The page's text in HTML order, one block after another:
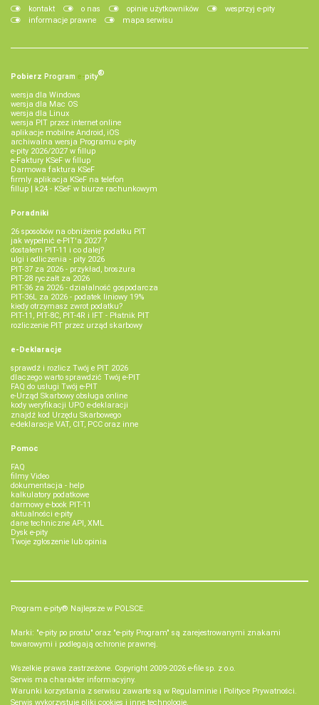
kontakt o nas opinie użytkowników
wesprzyj e-pity
informacje prawne
mapa serwisu
Pobierz Program e‑pity®
wersja dla Windows
wersja dla Mac OS
wersja dla Linux
wersja PIT przez internet online
aplikacje mobilne Android, iOS
archiwalna wersja Programu e-pity
e-pity 2026/2027 w fillup
e‑Faktury KSeF w fillup
Darmowa faktura KSeF
firmly aplikacja KSeF na telefon
fillup | k24 - KSeF w biurze rachunkowym
Poradniki
26 sposobów na obniżenie podatku PIT
jak wypełnić e-PIT'a 2027 ?
dostałem PIT-11 i co dalej?
ulgi i odliczenia - pity 2026
PIT-37 za 2026 - przykład, broszura
PIT-28 ryczałt za 2026
PIT-36 za 2026 - działalność gospodarcza
PIT-36L za 2026 - podatek liniowy 19%
kiedy otrzymasz zwrot podatku?
PIT-11, PIT-8C, PIT-4R i IFT - Płatnik PIT
rozliczenie PIT przez urząd skarbowy
e-Deklaracje
sprawdź i rozlicz Twój e PIT 2026
dlaczego warto sprawdzić Twój e-PIT
FAQ do usługi Twój e-PIT
e-Urząd Skarbowy obsługa online
kody weryfikacji UPO e-deklaracji
znajdź kod Urzędu Skarbowego
e-deklaracje VAT, CIT, PCC oraz inne
Pomoc
FAQ
filmy Video
dokumentacja - help
kalkulatory podatkowe
darmowy e-book PIT-11
aktualności e-pity
dane techniczne API, XML
Dysk e-pity
Twoje zgłoszenie lub opinia
Program e-pity® Najlepsze w POLSCE.
Marki: "e-pity po prostu" oraz "e-pity Program" są zarejestrowanymi znakami
towarowymi i podlegają ochronie prawnej.
Wszelkie prawa zastrzeżone. Copyright 2009-2026 e-file sp. z o.o.
Serwis ma charakter informacyjny.
Warunki korzystania z serwisu zawarte są w Regulaminie i Polityce Prywatności.
Serwis wykorzystuje pliki cookies i inne technologie.